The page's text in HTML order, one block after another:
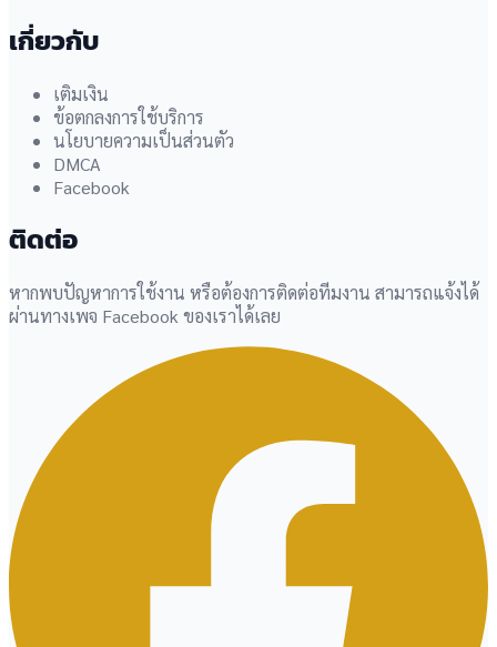
เกี่ยวกับ
เติมเงิน
ข้อตกลงการใช้บริการ
นโยบายความเป็นส่วนตัว
DMCA
Facebook
ติดต่อ
หากพบปัญหาการใช้งาน หรือต้องการติดต่อทีมงาน สามารถแจ้งได้
ผ่านทางเพจ Facebook ของเราได้เลย